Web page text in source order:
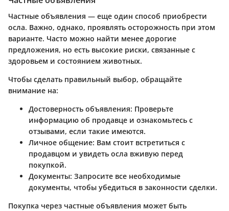
Частные объявления — еще один способ приобрести
осла. Важно, однако, проявлять осторожность при этом
варианте. Часто можно найти менее дорогие
предложения, но есть высокие риски, связанные с
здоровьем и состоянием животных.
Чтобы сделать правильный выбор, обращайте
внимание на:
Достоверность объявления: Проверьте
информацию об продавце и ознакомьтесь с
отзывами, если такие имеются.
Личное общение: Вам стоит встретиться с
продавцом и увидеть осла вживую перед
покупкой.
Документы: Запросите все необходимые
документы, чтобы убедиться в законности сделки.
Покупка через частные объявления может быть